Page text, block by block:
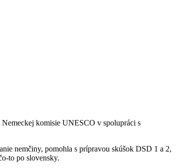
komisie UNESCO v spolupráci s
nemčiny, pomohla s prípravou skúšok DSD 1 a 2,
to po slovensky.